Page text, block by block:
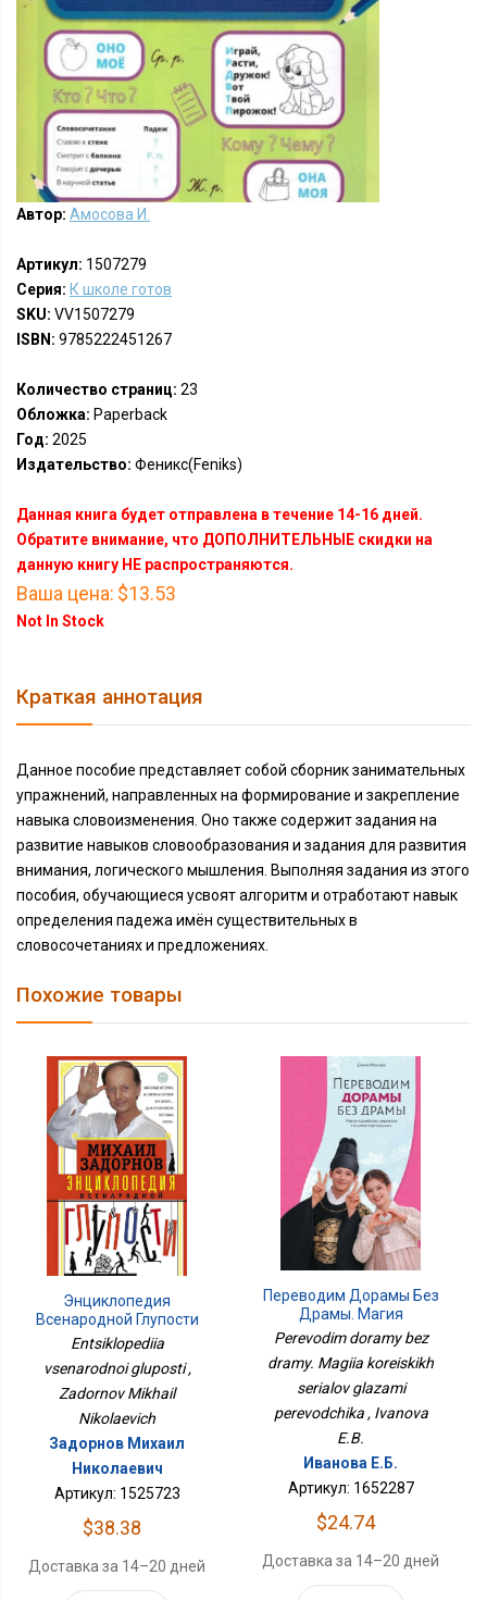
Автор: Амосова И.
Артикул: 1507279
Серия: К школе готов
SKU: VV1507279
ISBN: 9785222451267
Количество страниц: 23
Обложка: Paperback
Год: 2025
Издательство: Феникс(Feniks)
Данная книга будет отправлена в течение 14-16 дней.
Обратите внимание, что ДОПОЛНИТЕЛЬНЫЕ скидки на
данную книгу НЕ распространяются.
Ваша цена: $13.53
Not In Stock
Краткая аннотация
Данное пособие представляет собой сборник занимательных
упражнений, направленных на формирование и закрепление
навыка словоизменения. Оно также содержит задания на
развитие навыков словообразования и задания для развития
внимания, логического мышления. Выполняя задания из этого
пособия, обучающиеся усвоят алгоритм и отработают навык
определения падежа имён существительных в
словосочетаниях и предложениях.
Похожие товары
Энциклопедия
Всенародной Глупости
Entsiklopediia
vsenarodnoi gluposti ,
Zadornov Mikhail
Nikolaevich
Задорнов Михаил
Николаевич
Артикул: 1525723
$38.38
Доставка за 14–20 дней
Переводим Дорамы Без
Драмы. Магия
Корейских Сериалов
Глазами Переводчика
Perevodim doramy bez
dramy. Magiia koreiskikh
serialov glazami
perevodchika , Ivanova
E.B.
Иванова Е.Б.
Артикул: 1652287
$24.74
Доставка за 14–20 дней